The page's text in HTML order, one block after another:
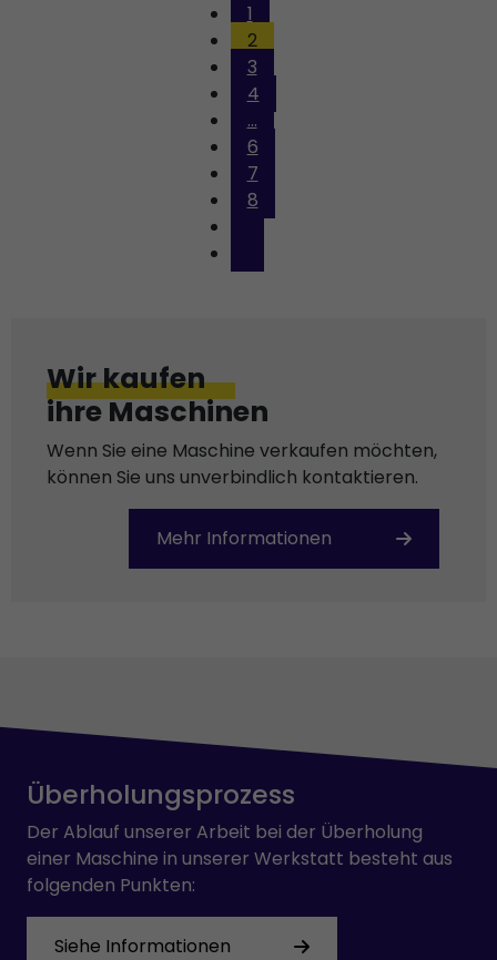
1
2
3
4
...
6
7
8
Wir kaufen
ihre Maschinen
Wenn Sie eine Maschine verkaufen möchten,
können Sie uns unverbindlich kontaktieren.
Mehr Informationen
Überholungsprozess
Der Ablauf unserer Arbeit bei der Überholung
einer Maschine in unserer Werkstatt besteht aus
folgenden Punkten:
Siehe Informationen